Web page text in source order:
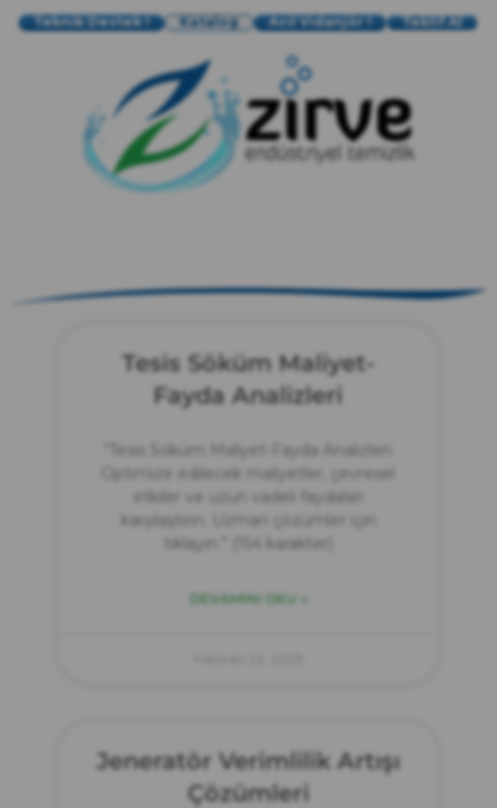
Teknik Destek ! Katalog Acil Vidanjör ! Teklif Al
Tesis Söküm Maliyet-
Fayda Analizleri
“Tesis Söküm Maliyet-Fayda Analizleri:
Optimize edilecek maliyetler, çevresel
etkiler ve uzun vadeli faydaları
karşılaştırın. Uzman çözümler için
tıklayın.” (154 karakter)
DEVAMINI OKU »
Jeneratör Verimlilik Artışı
Çözümleri